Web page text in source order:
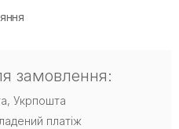
замовлення:
Укрпошта
платіж